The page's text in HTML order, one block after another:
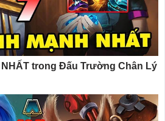
NHẤT trong Đấu Trường Chân Lý